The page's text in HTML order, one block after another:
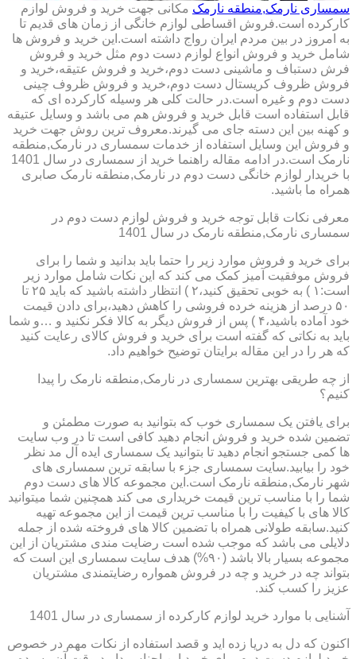
سمساری نارمک,منطقه نارمک مکانی جهت خرید و فروش لوازم
کارکرده است.فروش اقساطی لوازم خانگی از زمان های قدیم تا
به امروز در بین مردم ایران رواج داشته است.این خرید و فروش ها
شامل خرید و فروش انواع لوازم دست دوم مثل خرید و فروش
فرش دستباف و ماشینی دست دوم،خرید و فروش عتیقه،خرید و
فروش ظروف کریستال دست دوم،خرید و فروش ظروف چینی
دست دوم و غیره است.در حالت کلی هر وسیله کارکرده ای که
قابل استفاده است قابل خرید و فروش هم می باشد و وسایل عتیقه
و کهنه بین این دسته جای می گیرند.معروف ترین روش جهت خرید
و فروش این وسایل استفاده از خدمات سمساری در نارمک,منطقه
نارمک است.در ادامه مقاله راهنما خرید از سمساری در سال 1401
با خریدار لوازم خانگی دست دوم در نارمک,منطقه نارمک صابری
همراه ما باشید.
معرفی نکات قابل توجه خرید و فروش لوازم دست دوم در
سمساری نارمک,منطقه نارمک در سال 1401
برای خرید و فروش موارد زیر را حتما باید بدانید و شما را برای
فروش موفقیت آمیز کمک می کند که این نکات شامل موارد زیر
است:۱ ) به خوبی تحقیق کنید،۲ ) انتظار داشته باشید که باید ۲۵ تا
۵۰ درصد از هزینه خرده فروشی را کاهش دهید،برای دادن قیمت
خود آماده باشید،۴ ) پس از فروش دیگر به کالا فکر نکنید و …و شما
باید به نکاتی که گفته است برای خرید و فروش کالای رعایت کنید
که هر را در این مقاله برایتان توضیح خواهیم داد.
از چه طریقی بهترین سمساری در نارمک,منطقه نارمک را پیدا
کنیم؟
برای یافتن یک سمساری خوب که بتوانید به صورت مطمئن و
تضمین شده خرید و فروش انجام دهید کافی است تا در وب سایت
ها کمی جستجو انجام دهید تا بتوانید یک سمساری ایده آل مد نظر
خود را بیابید.سایت سمساری جزء با سابقه ترین سمساری های
شهر نارمک,منطقه نارمک است.این مجموعه کالا های دست دوم
شما را با مناسب ترین قیمت خریداری می کند همچنین شما میتوانید
کالا های با کیفیت را با مناسب ترین قیمت از این مجموعه تهیه
کنید.سابقه طولانی همراه با تضمین کالا های فروخته شده از جمله
دلایلی می باشد که موجب شده است رضایت مندی مشتریان از این
مجموعه بسیار بالا باشد (۹۰%) هدف سایت سمساری این است که
بتواند چه در خرید و چه در فروش همواره رضایتمندی مشتریان
عزیز را کسب کند.
آشنایی با موارد خرید لوازم کارکرده از سمساری در سال 1401
اکنون که دل به دریا زده اید و قصد استفاده از نکات مهم در خصوص